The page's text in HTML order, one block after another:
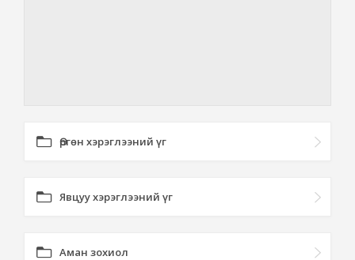
Өргөн хэрэглээний үг
Явцуу хэрэглээний үг
Аман зохиол